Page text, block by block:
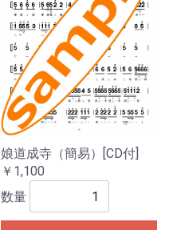
娘道成寺（簡易）[CD付]
￥1,100
数量